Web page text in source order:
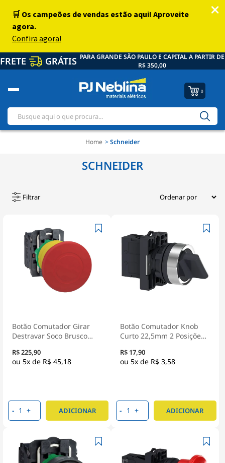
FRETE GRÁTIS PARA GRANDE SÃO PAULO E CAPITAL A PARTIR DE
R$ 350,00
0
Home Schneider
SCHNEIDER
Filtrar
Botão Comutador Girar
Destravar Soco Brusco
Vermelho XB5AS8444 -
Schneider Electric
R$ 225,90
5x de R$ 45,18
- + ADICIONAR
Botão Comutador Knob
Curto 22,5mm 2 Posições
Schneider Electric
R$ 17,90
5x de R$ 3,58
- + ADICIONAR